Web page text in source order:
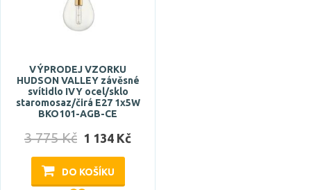
VÝPRODEJ VZORKU
HUDSON VALLEY závěsné
svítidlo IVY ocel/sklo
staromosaz/čirá E27 1x5W
BKO101-AGB-CE
3 775 Kč 1 134 Kč
DO KOŠÍKU